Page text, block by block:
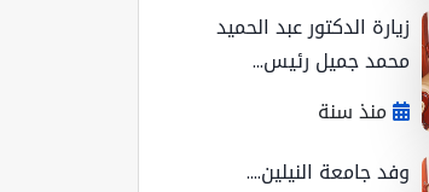
زيارة الدكتور عبد الحميد
محمد جميل رئيس...
منذ سنة
وفد جامعة النيلين....